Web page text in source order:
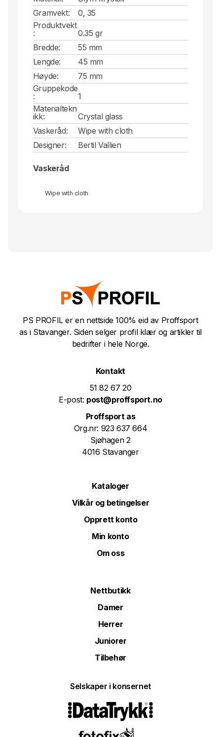
Gramvekt:
0, 35
Produktvekt
:
0.35 gr
Bredde:
55 mm
Lengde:
45 mm
Høyde:
75 mm
Gruppekode
:
1
Materialtekn
ikk:
Crystal glass
Vaskeråd:
Wipe with cloth
Designer:
Bertil Vallien
Vaskeråd
Wipe with cloth
PS PROFIL er en nettside 100% eid av Proffsport
as i Stavanger. Siden selger profil klær og artikler til
bedrifter i hele Norge.
Kontakt
51 82 67 20
E-post: post@proffsport.no
Proffsport as
Org.nr: 923 637 664
Sjøhagen 2
4016 Stavanger
Kataloger
Vilkår og betingelser
Opprett konto
Min konto
Om oss
Nettbutikk
Damer
Herrer
Juniorer
Tilbehør
Selskaper i konsernet